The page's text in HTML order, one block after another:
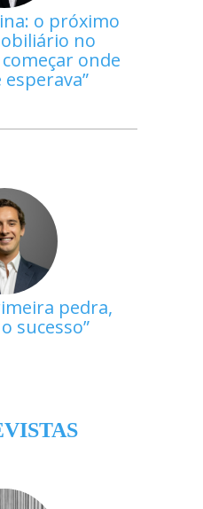
o próximo
no
onde
esperava
pedra,
sucesso